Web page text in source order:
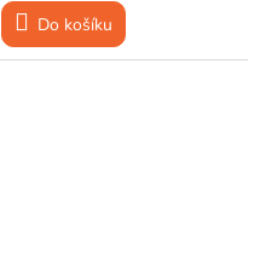
Do košíku